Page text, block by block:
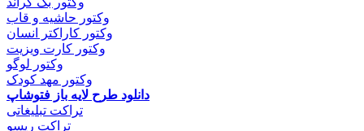
وکتور حاشیه و قاب
وکتور کاراکتر انسان
وکتور کارت ویزیت
وکتور لوگو
وکتور مهد کودک
دانلود طرح لایه باز فتوشاپ
تراکت تبلیغاتی
تراکت ریسو